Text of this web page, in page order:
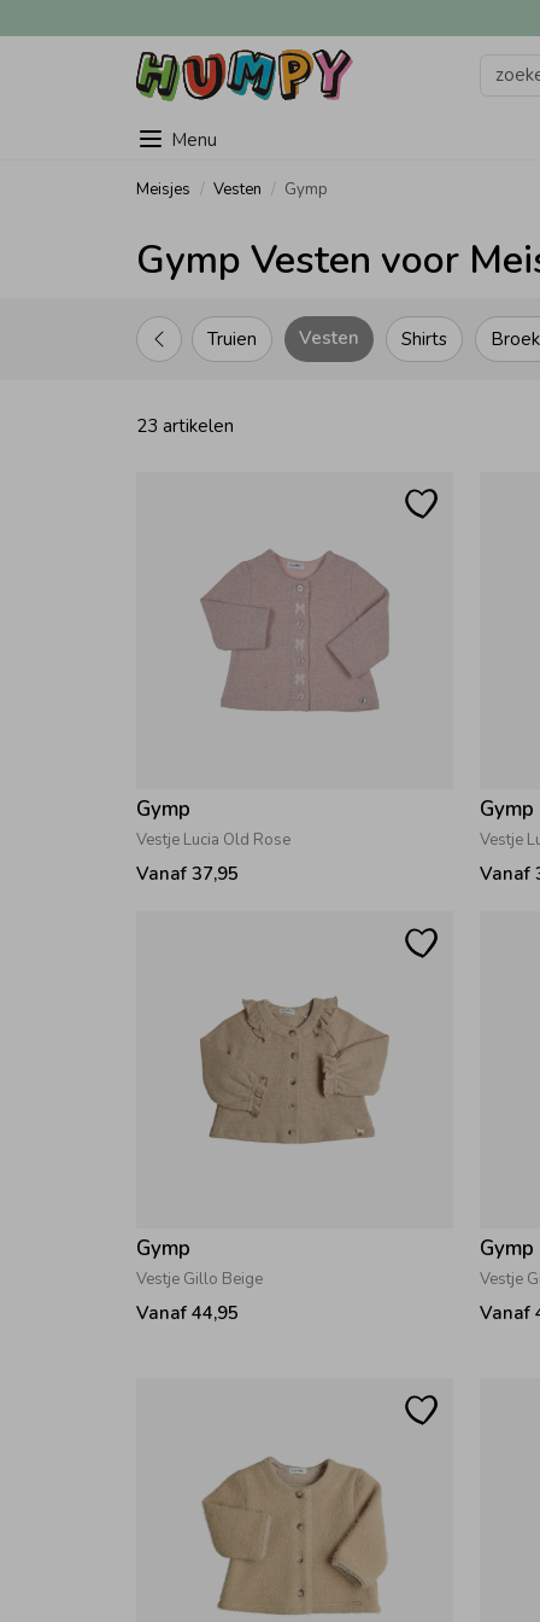
Menu
Meisjes Vesten Gymp
Gymp Vesten voor
Shirts
Truien Vesten
23 artikelen
Gymp
Vestje Lucia Old Rose
Vanaf 37,95
Gymp
Vestje
Vanaf
Gymp
Vestje Gillo Beige
Vanaf 44,95
Gymp
Vestje
Vanaf